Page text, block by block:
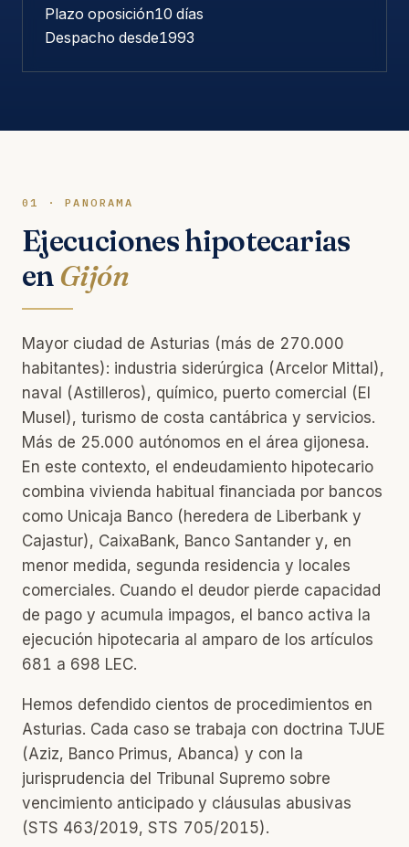
Plazo oposición10 días
Despacho desde1993
01 · PANORAMA
Ejecuciones hipotecarias
enGijón
Mayor ciudad de Asturias (más de 270.000
habitantes): industria siderúrgica (Arcelor Mittal),
naval (Astilleros), químico, puerto comercial (El
Musel), turismo de costa cantábrica y servicios.
Más de 25.000 autónomos en el área gijonesa.
En este contexto, el endeudamiento hipotecario
combina vivienda habitual financiada por bancos
como Unicaja Banco (heredera de Liberbank y
Cajastur), CaixaBank, Banco Santander y, en
menor medida, segunda residencia y locales
comerciales. Cuando el deudor pierde capacidad
de pago y acumula impagos, el banco activa la
ejecución hipotecaria al amparo de los artículos
681 a 698 LEC.
Hemos defendido cientos de procedimientos en
Asturias. Cada caso se trabaja con doctrina TJUE
(Aziz, Banco Primus, Abanca) y con la
jurisprudencia del Tribunal Supremo sobre
vencimiento anticipado y cláusulas abusivas
(STS 463/2019, STS 705/2015).